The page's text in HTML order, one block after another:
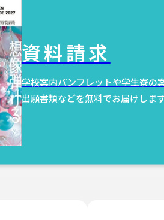
資料請求
学校案内パンフレットや学生寮の案
出願書類などを無料でお届けします